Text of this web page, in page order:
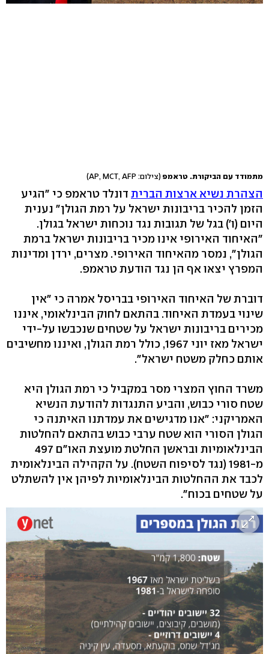
מתמודד עם הביקורת. טראמפ (צילום: AP, MCT, AFP)
הצהרת נשיא ארצות הברית דונלד טראמפ כי "הגיע
הזמן להכיר בריבונות ישראל על רמת הגולן" נענית
היום (ו') בגל של תגובות נגד נוכחות ישראל בגולן.
"האיחוד האירופי אינו מכיר בריבונות ישראל ברמת
הגולן", נמסר מהאיחוד האירופי. מצרים, ירדן ומדינות
המפרץ יצאו אף הן נגד הודעת טראמפ.
דוברת של האיחוד האירופי בבריסל אמרה כי "אין
שינוי בעמדת האיחוד. בהתאם לחוק הבינלאומי, איננו
מכירים בריבונות ישראל על שטחים שנכבשו על-ידי
ישראל מאז יוני 1967, כולל רמת הגולן, ואיננו מחשיבים
אותם כחלק משטח ישראל".
משרד החוץ המצרי מסר במקביל כי רמת הגולן היא
שטח סורי כבוש, והביע התנגדות להודעת הנשיא
האמריקני: "אנו מדגישים את עמדתנו האיתנה כי
הגולן הסורי הוא שטח ערבי כבוש בהתאם להחלטות
הבינלאומיות ובראשן החלטת מועצת האו"ם 497
מ-1981 (נגד לסיפוח השטח). על הקהילה הבינלאומית
לכבד את ההחלטות הבינלאומיות לפיהן אין להשתלט
על שטחים בכוח".